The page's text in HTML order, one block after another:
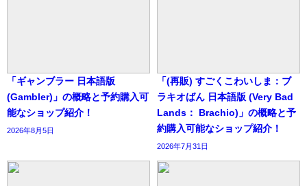
「ギャンブラー 日本語版
(Gambler)」の概略と予約購入可
能なショップ紹介！
2026年8月5日
「(再販) すごくこわいしま：ブ
ラキオばん 日本語版 (Very Bad
Lands： Brachio)」の概略と予
約購入可能なショップ紹介！
2026年7月31日